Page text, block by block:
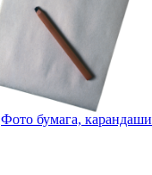
Фото бумага, карандаши